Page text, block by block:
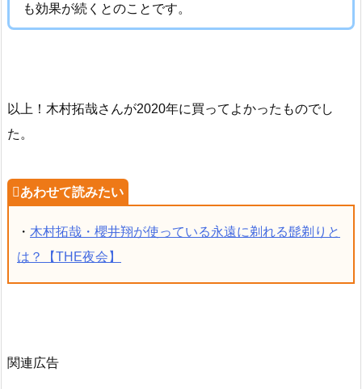
も効果が続くとのことです。
以上！木村拓哉さんが2020年に買ってよかったものでし
た。
・ 木村拓哉・櫻井翔が使っている永遠に剃れる髭剃りと
は？【THE夜会】
関連広告